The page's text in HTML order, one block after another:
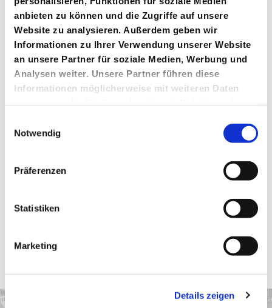
anbieten zu können und die Zugriffe auf unsere
Website zu analysieren. Außerdem geben wir
Informationen zu Ihrer Verwendung unserer Website
an unsere Partner für soziale Medien, Werbung und
Analysen weiter. Unsere Partner führen diese
Informationen möglicherweise mit weiteren Daten
gesammelt haben.
Notwendig
Präferenzen
Statistiken
Marketing
Details zeigen
IP-Rechte
Anmeldung und Löschung, Verteidigung von IP-Rechten, etc.
Schulungen von Mitarbeitern
Kaufrecht, Produkthaftung, Informationssicherheit,
Kanzleien in Europa, USA, Südamerika und Asien